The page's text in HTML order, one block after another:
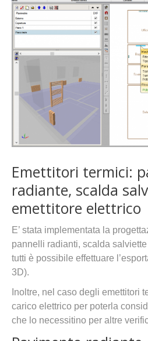
Emettitori termici:
radiante, scalda
emettitore elettrico
E’ stata implementata la
pannelli radianti, scalda
tutti è possibile effettuare
3D).
Inoltre, nel caso degli emettitori
carico elettrico per poterla
che lo necessitino per altre